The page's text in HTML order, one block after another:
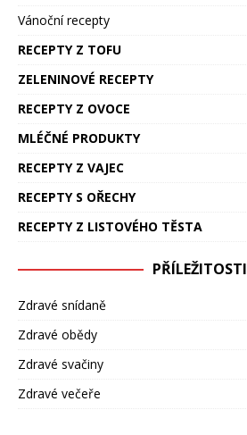
Vánoční recepty
RECEPTY Z TOFU
ZELENINOVÉ RECEPTY
RECEPTY Z OVOCE
MLÉČNÉ PRODUKTY
RECEPTY Z VAJEC
RECEPTY S OŘECHY
RECEPTY Z LISTOVÉHO TĚSTA
PŘÍLEŽITOSTI
Zdravé snídaně
Zdravé obědy
Zdravé svačiny
Zdravé večeře